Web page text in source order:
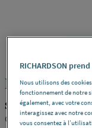
MAMELON -
STANDARD
Chromé -Dimensions
RICHARDSON
Nous utilisons des
fonctionnement de notre
également, avec votre
interagissez avec notre
vous consentez à